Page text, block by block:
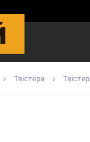
Твістера